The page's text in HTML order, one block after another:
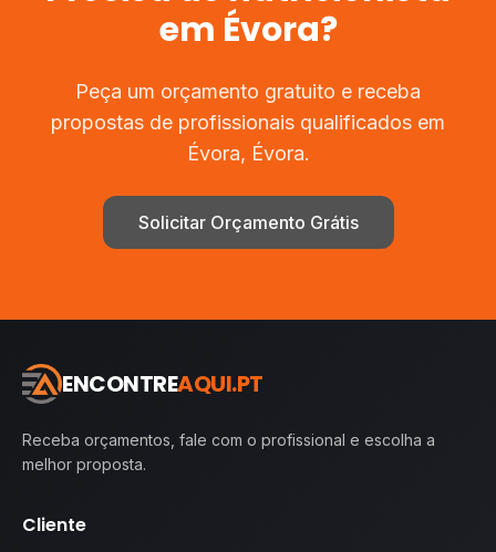
em Évora?
Peça um orçamento gratuito e receba
propostas de profissionais qualificados em
Évora, Évora.
Solicitar Orçamento Grátis
ENCONTREAQUI.PT
Receba orçamentos, fale com o profissional e escolha a
melhor proposta.
Cliente